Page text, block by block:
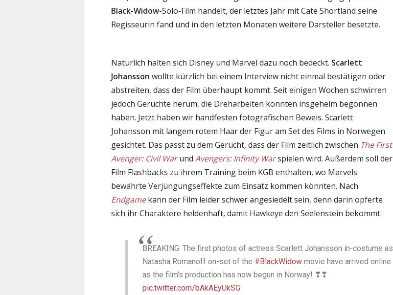
Black-Widow-Solo-Film handelt, der letztes Jahr mit Cate Shortland seine
Regisseurin fand und in den letzten Monaten weitere Darsteller besetzte.
Natürlich halten sich Disney und Marvel dazu noch bedeckt. Scarlett
Johansson wollte kürzlich bei einem Interview nicht einmal bestätigen oder
abstreiten, dass der Film überhaupt kommt. Seit einigen Wochen schwirren
jedoch Gerüchte herum, die Dreharbeiten könnten insgeheim begonnen
haben. Jetzt haben wir handfesten fotografischen Beweis. Scarlett
Johansson mit langem rotem Haar der Figur am Set des Films in Norwegen
gesichtet. Das passt zu dem Gerücht, dass der Film zeitlich zwischen The First
Avenger: Civil Warund Avengers: Infinity Warspielen wird. Außerdem soll der
Film Flashbacks zu ihrem Training beim KGB enthalten, wo Marvels
bewährte Verjüngungseffekte zum Einsatz kommen könnten. Nach
Endgamekann der Film leider schwer angesiedelt sein, denn darin opferte
sich ihr Charaktere heldenhaft, damit Hawkeye den Seelenstein bekommt.
BREAKING: The first photos of actress Scarlett Johansson in-costume as
Natasha Romanoff on-set of the #BlackWidowmovie have arrived online
as the film's production has now begun in Norway! ❣❣
pic.twitter.com/bAkAEyUkSG